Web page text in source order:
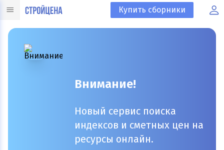
Купить сборники
Внимание!
Новый сервис поиска
индексов и сметных цен на
ресурсы онлайн.